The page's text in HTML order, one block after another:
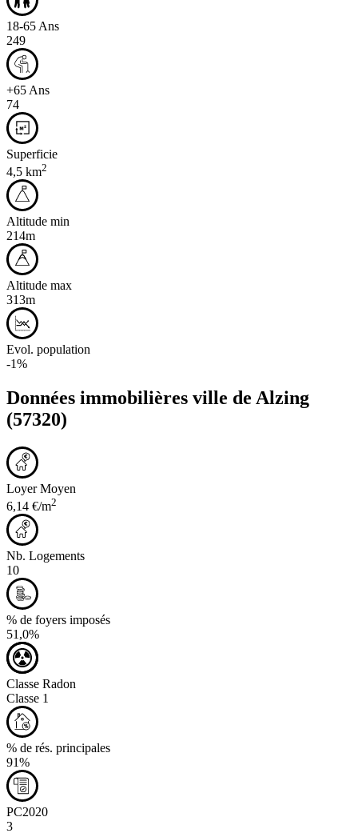
18-65 Ans
249
+65 Ans
74
Superficie
4,5 km2
Altitude min
214m
Altitude max
313m
Evol. population
-1%
Données immobilières ville de Alzing
(57320)
Loyer Moyen
6,14 €/m2
Nb. Logements
10
% de foyers imposés
51,0%
Classe Radon
Classe 1
% de rés. principales
91%
PC2020
3